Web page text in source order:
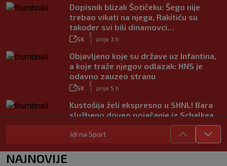
Dopisnik blizak Šotičeku: Šego nije
trebao vikati na njega, Rakitiću su
također svi bili dinamovci…
SK prije 3 h
Objavljeno koje su države uz Infantina,
a koje traže njegov odlazak: HNS je
odavno zauzeo stranu
SK prije 5 h
Kustošija želi ekspresno u SHNL! Bara
službeno doveo pojačanje iz Schalkea
Tomiyasu se vraća u Premier ligu,
postat će suigrač bivšeg Vatrenog
Idi na Sport
NAJNOVIJE